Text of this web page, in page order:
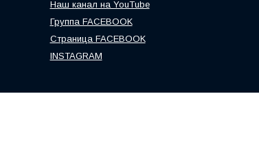
Наш канал на YouTube
Группа FACEBOOK
Страница FACEBOOK
INSTAGRAM